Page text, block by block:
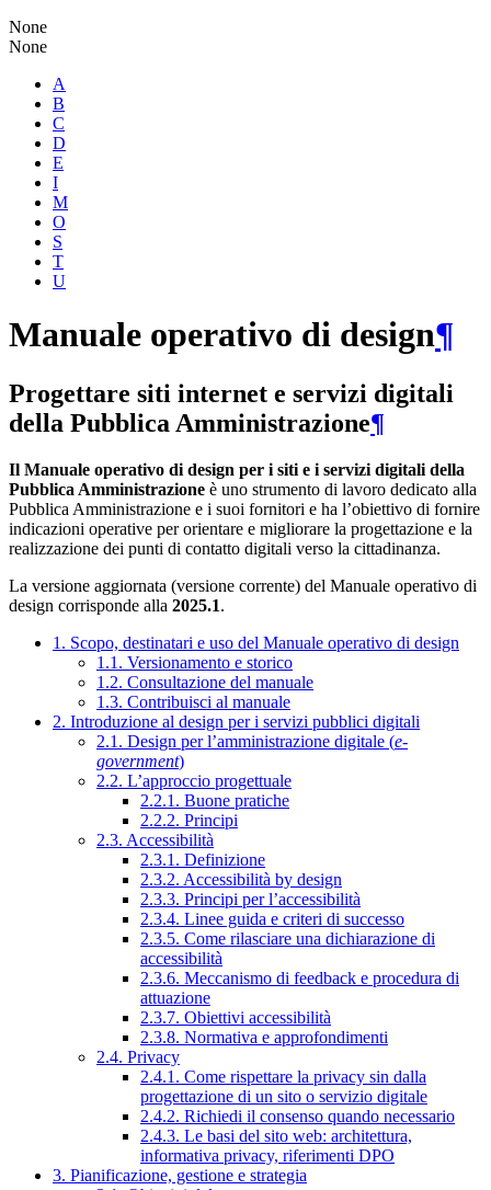
None
None
A
B
C
D
E
I
M
O
S
T
U
Manuale operativo di design¶
Progettare siti internet e servizi digitali
della Pubblica Amministrazione¶
Il Manuale operativo di design per i siti e i servizi digitali della
Pubblica Amministrazione è uno strumento di lavoro dedicato alla
Pubblica Amministrazione e i suoi fornitori e ha l’obiettivo di fornire
indicazioni operative per orientare e migliorare la progettazione e la
realizzazione dei punti di contatto digitali verso la cittadinanza.
La versione aggiornata (versione corrente) del Manuale operativo di
design corrisponde alla 2025.1.
1. Scopo, destinatari e uso del Manuale operativo di design
1.1. Versionamento e storico
1.2. Consultazione del manuale
1.3. Contribuisci al manuale
2. Introduzione al design per i servizi pubblici digitali
2.1. Design per l’amministrazione digitale (e-
government)
2.2. L’approccio progettuale
2.2.1. Buone pratiche
2.2.2. Principi
2.3. Accessibilità
2.3.1. Definizione
2.3.2. Accessibilità by design
2.3.3. Principi per l’accessibilità
2.3.4. Linee guida e criteri di successo
2.3.5. Come rilasciare una dichiarazione di
accessibilità
2.3.6. Meccanismo di feedback e procedura di
attuazione
2.3.7. Obiettivi accessibilità
2.3.8. Normativa e approfondimenti
2.4. Privacy
2.4.1. Come rispettare la privacy sin dalla
progettazione di un sito o servizio digitale
2.4.2. Richiedi il consenso quando necessario
2.4.3. Le basi del sito web: architettura,
informativa privacy, riferimenti DPO
3. Pianificazione, gestione e strategia